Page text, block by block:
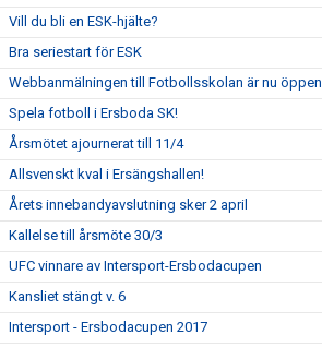
Vill du bli en ESK-hjälte?
Bra seriestart för ESK
Webbanmälningen till Fotbollsskolan är nu öppen
Spela fotboll i Ersboda SK!
Årsmötet ajournerat till 11/4
Allsvenskt kval i Ersängshallen!
Årets innebandyavslutning sker 2 april
Kallelse till årsmöte 30/3
UFC vinnare av Intersport-Ersbodacupen
Kansliet stängt v. 6
Intersport - Ersbodacupen 2017